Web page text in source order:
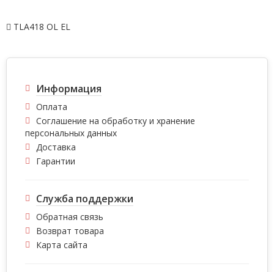
TLA418 OL EL
Информация
Оплата
Соглашение на обработку и хранение
персональных данных
Доставка
Гарантии
Служба поддержки
Обратная связь
Возврат товара
Карта сайта